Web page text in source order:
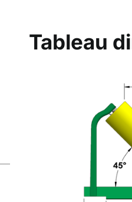
Tableau